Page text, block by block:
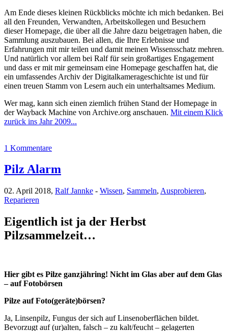
Am Ende dieses kleinen Rückblicks möchte ich mich bedanken. Bei
all den Freunden, Verwandten, Arbeitskollegen und Besuchern
dieser Homepage, die über all die Jahre dazu beigetragen haben, die
Sammlung auszubauen. Bei allen, die Ihre Erlebnisse und
Erfahrungen mit mir teilen und damit meinen Wissensschatz mehren.
Und natürlich vor allem bei Ralf für sein großartiges Engagement
und dass er mit mir gemeinsam eine Homepage geschaffen hat, die
ein umfassendes Archiv der Digitalkamerageschichte ist und für
einen treuen Stamm von Lesern auch ein unterhaltsames Medium.
Wer mag, kann sich einen ziemlich frühen Stand der Homepage in
der Wayback Machine von Archive.org anschauen. Mit einem Klick
zurück ins Jahr 2009...
1 Kommentare
Pilz Alarm
02. April 2018, Ralf Jannke - Wissen, Sammeln, Ausprobieren,
Reparieren
Eigentlich ist ja der Herbst
Pilzsammelzeit…
Hier gibt es Pilze ganzjähring! Nicht im Glas aber auf dem Glas
– auf Fotobörsen
Pilze auf Foto(geräte)börsen?
Ja, Linsenpilz, Fungus der sich auf Linsenoberflächen bildet.
Bevorzugt auf (ur)alten, falsch – zu kalt/feucht – gelagerten